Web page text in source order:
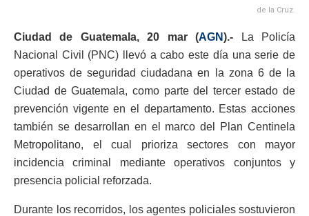
de la Cruz.
Ciudad de Guatemala, 20 mar (AGN).-
La Policía
Nacional Civil (PNC) llevó a cabo este día una serie de
operativos de seguridad ciudadana en la zona 6 de la
Ciudad de Guatemala, como parte del tercer estado de
prevención vigente en el departamento. Estas acciones
también se desarrollan en el marco del Plan Centinela
Metropolitano, el cual prioriza sectores con mayor
incidencia criminal mediante operativos conjuntos y
presencia policial reforzada.
Durante los recorridos, los agentes policiales sostuvieron